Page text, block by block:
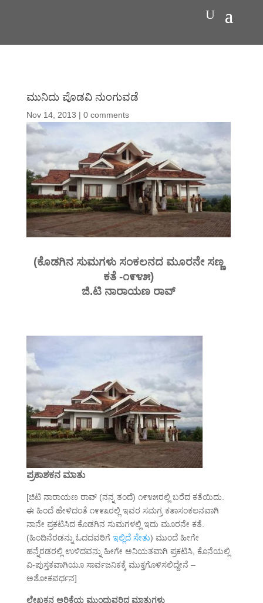
ಮುನಿದು ಪೊಡವಿ ನುಂಗುವಡೆ
Nov 14, 2013 | 0 comments
(ಕೊಡಗಿನ ಸುಮಗಳು ಸಂಕಲನದ ಮೂರನೇ ಸಣ್ಣ
ಕತೆ -೧೯೪೫)
ಜಿ.ಟಿ ನಾರಾಯಣ ರಾವ್
ಪ್ರಕಾಶಕನ ಮಾತು
[ಜಿಟಿ ನಾರಾಯಣ ರಾವ್ (ನನ್ನ ತಂದೆ) ೧೯೪೫ರಲ್ಲಿ ಬರೆದ ಕತೆಯಿದು.
ಈ ಹಿಂದೆ ಹೇಳಿದಂತೆ ೧೯೯೩ರಲ್ಲಿ ಇವರ ಸಮಗ್ರ ಕತಾಸಂಕಲನವಾಗಿ
ನಾನೇ ಪ್ರಕಟಿಸಿದ ಕೊಡಗಿನ ಸುಮಗಳಲ್ಲಿ ಇದು ಮೂರನೇ ಕತೆ.
(ಹಿಂದಿನೆರಡನ್ನು ಓದದವರಿಗೆ ಇಲ್ಲಿದೆ ಸೇತು) ಮುಂದೆ ಹೀಗೇ
ಹನ್ನೆರಡರಲ್ಲಿ ಉಳಿದವನ್ನು ಹೀಗೇ ಅನಿಯತವಾಗಿ ಪ್ರಕಟಿಸಿ, ಕೊನೆಯಲ್ಲಿ
ವಿ-ಪುಸ್ತಕವಾಗಿಯೂ ಸಾರ್ವಜನಿಕಕ್ಕೆ ಮುಕ್ತಗೊಳಿಸಲಿದ್ದೇನೆ –
ಅಶೋಕವರ್ಧನ]
ಲೇಖಕನ ಅರಿಕೆಯ ಮುಂದುವರಿದ ಮಾತುಗಳು